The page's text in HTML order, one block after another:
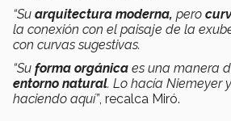
“Su arquitectura moderna, pero
la conexión con el paisaje de la
con curvas sugestivas.
“Su forma orgánica es una manera
entorno natural. Lo hacía Niemeyer
haciendo aquí”, recalca Miró.